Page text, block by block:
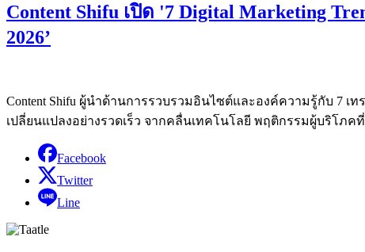
Content Shifu เปิด '7 Digital Marketing
2026’
Content Shifu ผู้นำด้านการรวบรวมอินไซต์และองค์ความรู้กับ 7 เท
เปลี่ยนแปลงอย่างรวดเร็ว จากคลื่นเทคโนโลยี พฤติกรรมผู้บริโภ
Facebook
Twitter
Line